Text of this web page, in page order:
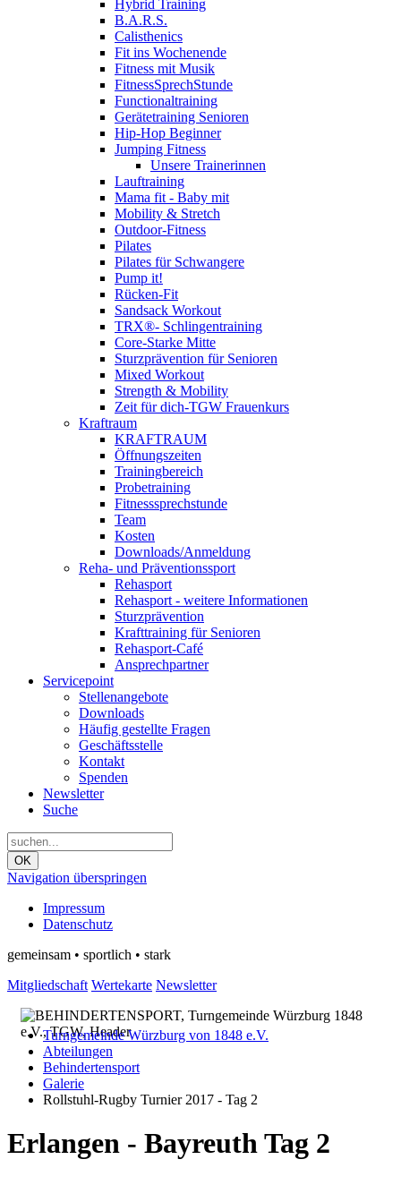
Hybrid Training
B.A.R.S.
Calisthenics
Fit ins Wochenende
Fitness mit Musik
FitnessSprechStunde
Functionaltraining
Gerätetraining Senioren
Hip-Hop Beginner
Jumping Fitness
Unsere Trainerinnen
Lauftraining
Mama fit - Baby mit
Mobility & Stretch
Outdoor-Fitness
Pilates
Pilates für Schwangere
Pump it!
Rücken-Fit
Sandsack Workout
TRX®- Schlingentraining
Core-Starke Mitte
Sturzprävention für Senioren
Mixed Workout
Strength & Mobility
Zeit für dich-TGW Frauenkurs
Kraftraum
KRAFTRAUM
Öffnungszeiten
Trainingbereich
Probetraining
Fitnesssprechstunde
Team
Kosten
Downloads/Anmeldung
Reha- und Präventionssport
Rehasport
Rehasport - weitere Informationen
Sturzprävention
Krafttraining für Senioren
Rehasport-Café
Ansprechpartner
Servicepoint
Stellenangebote
Downloads
Häufig gestellte Fragen
Geschäftsstelle
Kontakt
Spenden
Newsletter
Suche
OK
Navigation überspringen
Impressum
Datenschutz
gemeinsam • sportlich • stark
Mitgliedschaft Wertekarte Newsletter
Turngemeinde Würzburg von 1848 e.V.
Abteilungen
Behindertensport
Galerie
Rollstuhl-Rugby Turnier 2017 - Tag 2
Erlangen - Bayreuth Tag 2